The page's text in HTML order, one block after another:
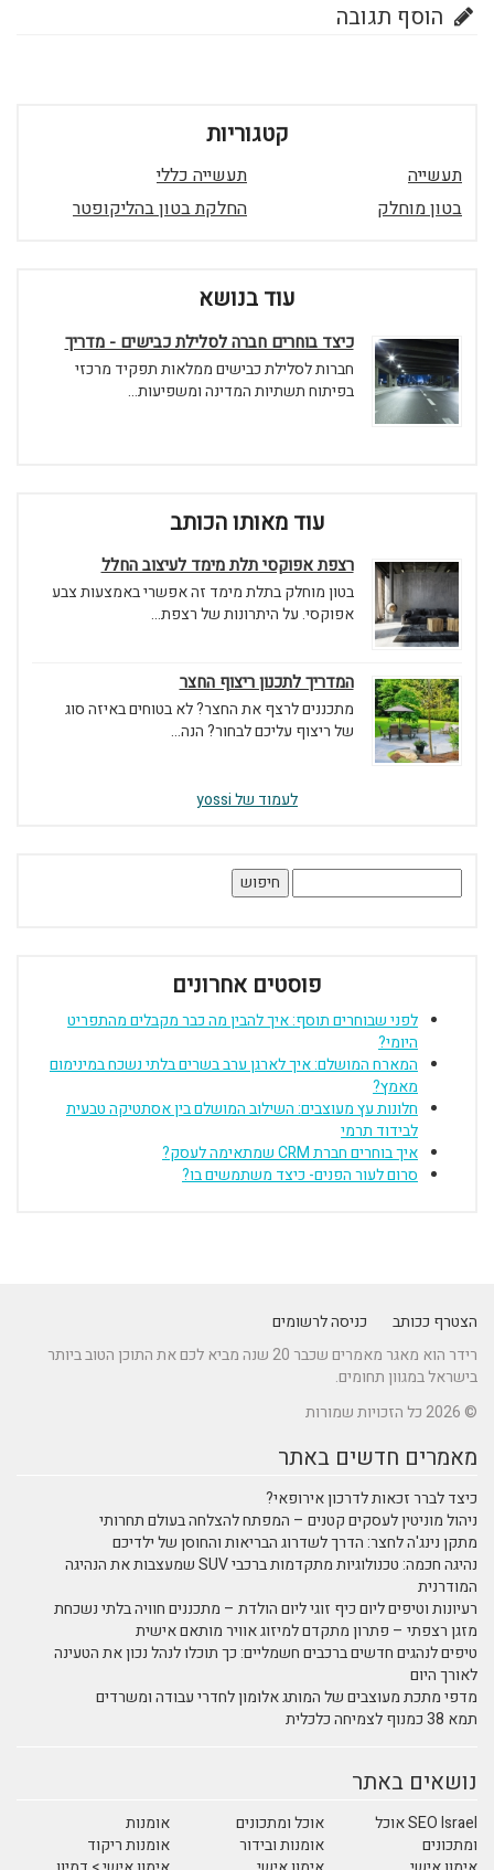
הוסף תגובה
קטגוריות
תעשייה
תעשייה כללי
בטון מוחלק
החלקת בטון בהליקופטר
עוד בנושא
כיצד בוחרים חברה לסלילת כבישים - מדריך
חברות לסלילת כבישים ממלאות תפקיד מרכזי
בפיתוח תשתיות המדינה ומשפיעות...
עוד מאותו הכותב
רצפת אפוקסי תלת מימד לעיצוב החלל
בטון מוחלק בתלת מימד זה אפשרי באמצעות צבע
אפוקסי. על היתרונות של רצפת...
המדריך לתכנון ריצוף החצר
מתכננים לרצף את החצר? לא בטוחים באיזה סוג
של ריצוף עליכם לבחור? הנה...
לעמוד של yossi
פוסטים אחרונים
לפני שבוחרים תוסף: איך להבין מה כבר מקבלים מהתפריט
היומי?
המארח המושלם: איך לארגן ערב בשרים בלתי נשכח במינימום
מאמץ?
חלונות עץ מעוצבים: השילוב המושלם בין אסתטיקה טבעית
לבידוד תרמי
איך בוחרים חברת CRM שמתאימה לעסק?
סרום לעור הפנים- כיצד משתמשים בו?
הצטרף ככותב
כניסה לרשומים
רידר הוא מאגר מאמרים שכבר 20 שנה מביא לכם את התוכן הטוב ביותר
בישראל במגוון תחומים.
© 2026 כל הזכויות שמורות
מאמרים חדשים באתר
כיצד לברר זכאות לדרכון אירופאי?
ניהול מוניטין לעסקים קטנים – המפתח להצלחה בעולם תחרותי
מתקן נינג'ה לחצר: הדרך לשדרוג הבריאות והחוסן של ילדיכם
נהיגה חכמה: טכנולוגיות מתקדמות ברכבי SUV שמעצבות את הנהיגה
המודרנית
רעיונות וטיפים ליום כיף זוגי ליום הולדת – מתכננים חוויה בלתי נשכחת
מזגן רצפתי – פתרון מתקדם למיזוג אוויר מותאם אישית
טיפים לנהגים חדשים ברכבים חשמליים: כך תוכלו לנהל נכון את הטעינה
לאורך היום
מדפי מתכת מעוצבים של המותג אלומון לחדרי עבודה ומשרדים
תמא 38 כמנוף לצמיחה כלכלית
נושאים באתר
SEO Israel אוכל
ומתכונים
אוכל ומתכונים
אומנות
אומנות ובידור
אומנות ריקוד